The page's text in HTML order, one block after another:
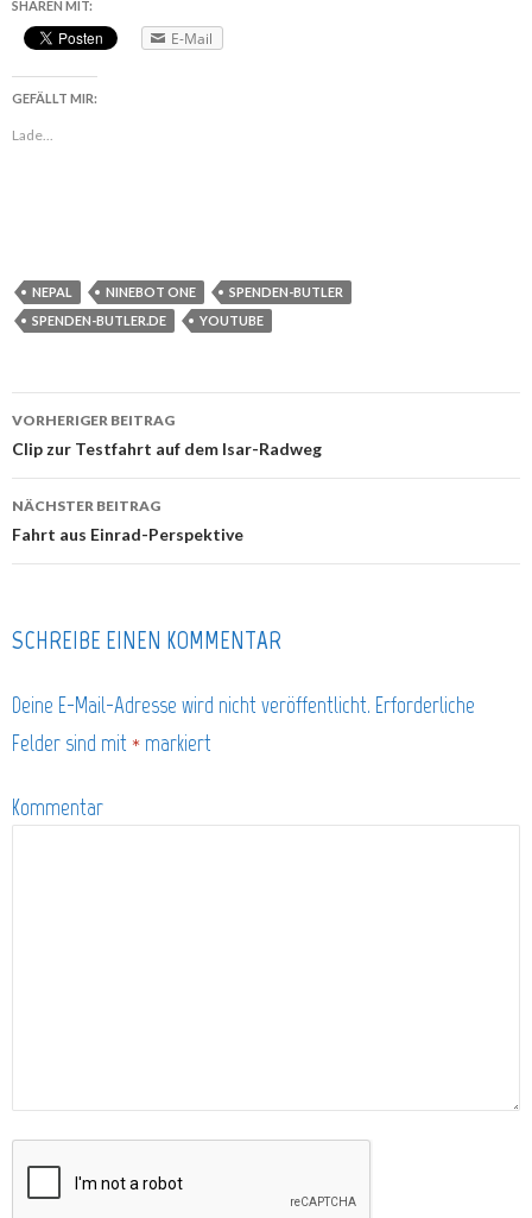
SHAREN MIT:
E-Mail
GEFÄLLT MIR:
Lade...
NEPAL NINEBOT ONE
SPENDEN-BUTLER
SPENDEN-BUTLER.DE
YOUTUBE
Beitragsnavigation
VORHERIGER BEITRAG
Clip zur Testfahrt auf dem Isar-Radweg
NÄCHSTER BEITRAG
Fahrt aus Einrad-Perspektive
SCHREIBE EINEN KOMMENTAR
Deine E-Mail-Adresse wird nicht veröffentlicht. Erforderliche
Felder sind mit *markiert
Kommentar